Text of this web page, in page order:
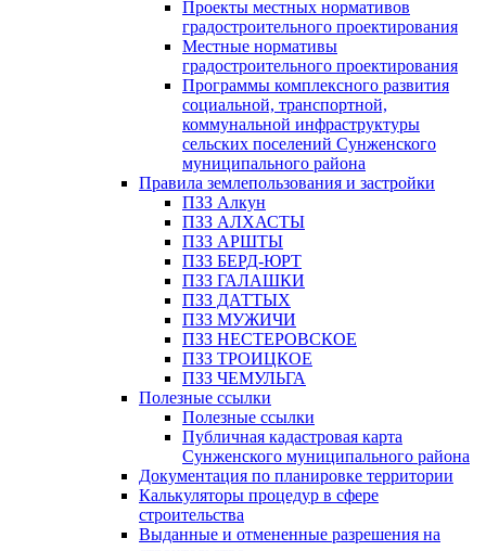
Проекты местных нормативов
градостроительного проектирования
Местные нормативы
градостроительного проектирования
Программы комплексного развития
социальной, транспортной,
коммунальной инфраструктуры
сельских поселений Сунженского
муниципального района
Правила землепользования и застройки
ПЗЗ Алкун
ПЗЗ АЛХАСТЫ
ПЗЗ АРШТЫ
ПЗЗ БЕРД-ЮРТ
ПЗЗ ГАЛАШКИ
ПЗЗ ДАТТЫХ
ПЗЗ МУЖИЧИ
ПЗЗ НЕСТЕРОВСКОЕ
ПЗЗ ТРОИЦКОЕ
ПЗЗ ЧЕМУЛЬГА
Полезные ссылки
Полезные ссылки
Публичная кадастровая карта
Сунженского муниципального района
Документация по планировке территории
Калькуляторы процедур в сфере
строительства
Выданные и отмененные разрешения на